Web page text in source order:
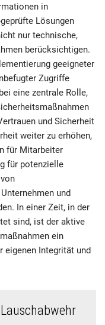
in
Lösungen
nur technische,
berücksichtigen.
geeigneter
Zugriffe
eine zentrale Rolle,
und Sicherheit
weiter zu erhöhen,
für Mitarbeiter
für potenzielle
und
In einer Zeit, in der
sind, ist der aktive
ein
eigenen Integrität und